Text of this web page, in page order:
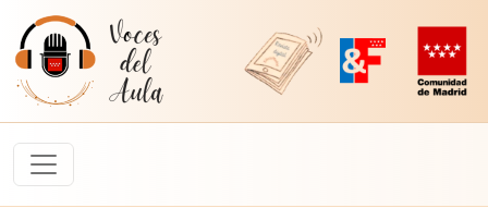
Saltar al contenido
Voces del Aula
Revista Digital de EducaMadrid
Plataforma de